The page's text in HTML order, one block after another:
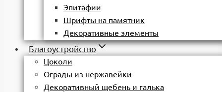
Эпитафии
Шрифты на памятник
Декоративные элементы
Благоустройство
Цоколи
Ограды из нержавейки
Декоративный щебень и галька